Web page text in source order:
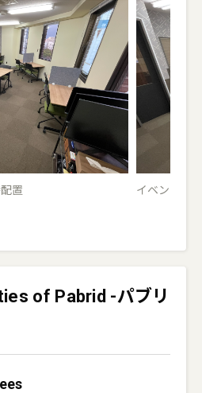
置 イベント開
of Pabrid -パブリ